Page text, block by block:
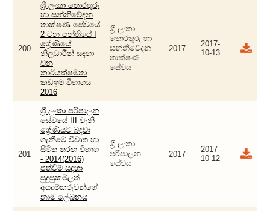
200
ශ්‍රී ලංකා තොරතුරු
හා සන්නිවේදන
තාක්ෂණ සේවයේ
2 වන පන්තියේ I
ශ්‍රේණියේ
නිලධාරීන් සඳහා
වන
කාර්යක්ෂමතා
කඩඉම් විභාගය -
2016
ශ්‍රී ලංකා
තොරතුරු හා
සන්නිවේදන
තාක්ෂණ
සේවය
2017
2017-
10-13
201
ශ්‍රී ලංකා පරිපාලන
සේවයේ III වැනි
ශ්‍රේණියට බඳවා
ගැනීමේ විවෘත හා
සීමිත තරඟ විභාග
- 2014(2016)
පත්වීම් සඳහා
සුදුසුකම්ලත්
අයදුම්කරුවන්ගේ
නාම ලේඛනය
ශ්‍රී ලංකා
පරිපාලන
සේවය
2017
2017-
10-12